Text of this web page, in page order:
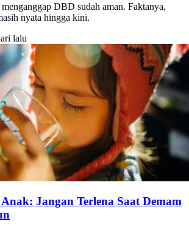
DBD sudah aman. Faktanya,
nyata hingga kini.
lalu
Jangan Terlena Saat Demam